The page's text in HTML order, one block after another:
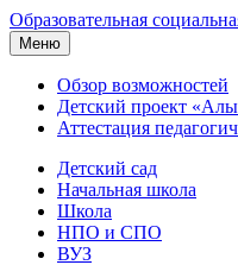
Образовательная
Меню
Обзор возможностей
Детский проект
Аттестация
Детский сад
Начальная школа
Школа
НПО и СПО
ВУЗ